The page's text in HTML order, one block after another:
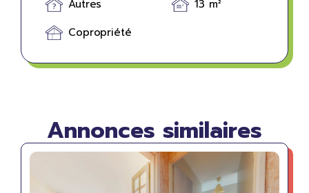
Autres
13 m²
Copropriété
Annonces similaires